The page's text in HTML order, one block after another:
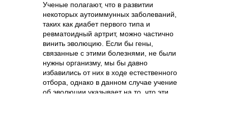
Ученые полагают, что в развитии
некоторых аутоиммунных заболеваний,
таких как диабет первого типа и
ревматоидный артрит, можно частично
винить эволюцию. Если бы гены,
связанные с этими болезнями, не были
нужны организму, мы бы давно
избавились от них в ходе естественного
отбора, однако в данном случае учение
об эволюции указывает на то, что эти